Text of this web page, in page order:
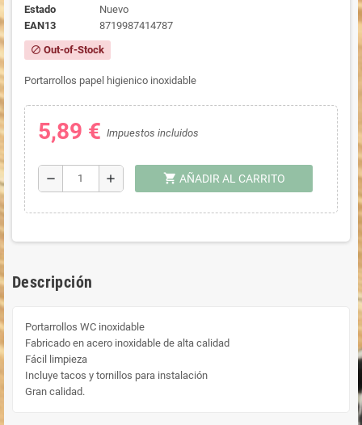
Estado
Nuevo
EAN13
8719987414787
block Out-of-Stock
Portarrollos papel higienico inoxidable
5,89 € Impuestos incluidos
remove add shopping_cart AÑADIR AL CARRITO
Descripción
Portarrollos WC inoxidable
Fabricado en acero inoxidable de alta calidad
Fácil limpieza
Incluye tacos y tornillos para instalación
Gran calidad.